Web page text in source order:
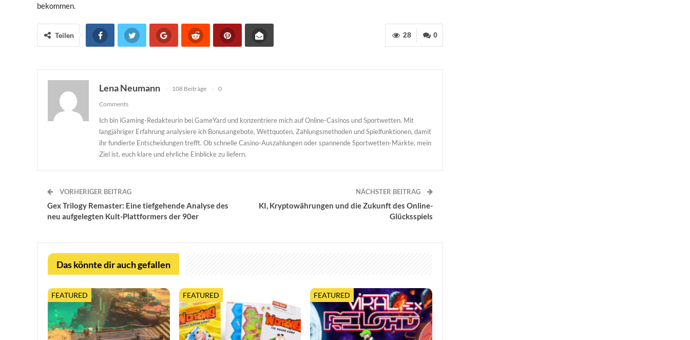
bekommen.
0
28
Teilen
Lena Neumann 108 Beiträge
0
Comments
Ich bin iGaming-Redakteurin bei GameYard und konzentriere mich auf Online-Casinos und Sportwetten. Mit
langjähriger Erfahrung analysiere ich Bonusangebote, Wettquoten, Zahlungsmethoden und Spielfunktionen, damit
ihr fundierte Entscheidungen trefft. Ob schnelle Casino-Auszahlungen oder spannende Sportwetten-Märkte, mein
Ziel ist, euch klare und ehrliche Einblicke zu liefern.
VORHERIGER BEITRAG
Gex Trilogy Remaster: Eine tiefgehende Analyse des
neu aufgelegten Kult-Plattformers der 90er
NÄCHSTER BEITRAG
KI, Kryptowährungen und die Zukunft des Online-
Glücksspiels
Das könnte dir auch gefallen
FEATURED FEATURED FEATURED